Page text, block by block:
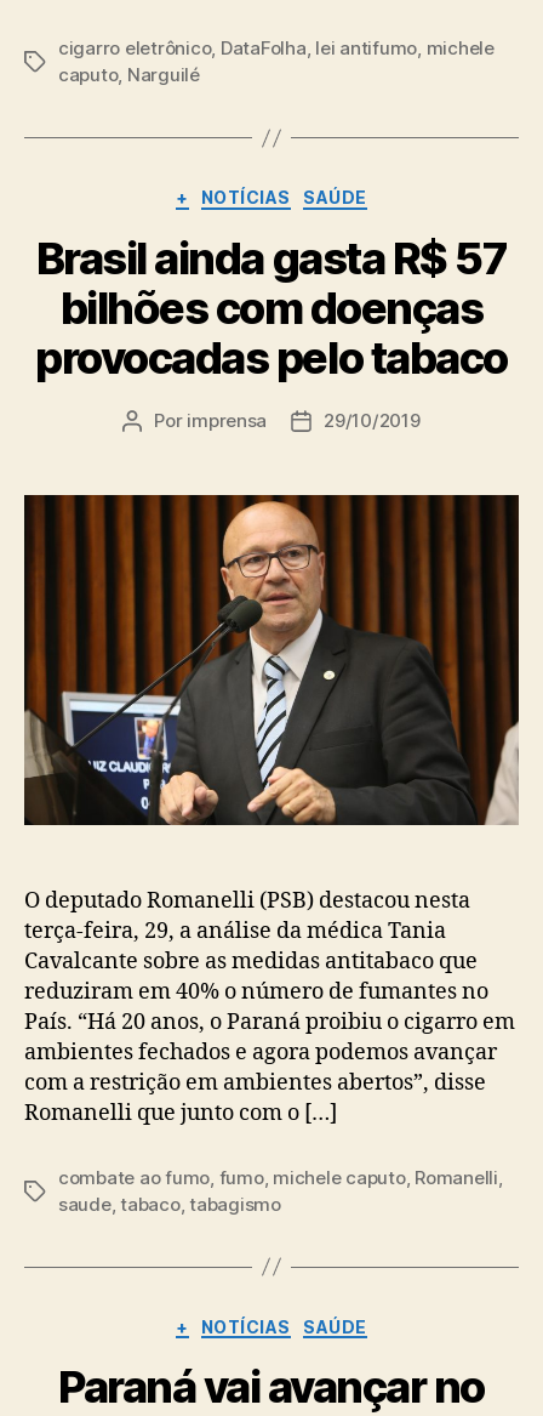
Tags
cigarro eletrônico, DataFolha, lei antifumo, michele
caputo, Narguilé
Categorias
+ NOTÍCIAS SAÚDE
Brasil ainda gasta R$ 57
bilhões com doenças
provocadas pelo tabaco
Autor
Por imprensa
Data29/10/2019
O deputado Romanelli (PSB) destacou nesta
terça-feira, 29, a análise da médica Tania
Cavalcante sobre as medidas antitabaco que
reduziram em 40% o número de fumantes no
País. “Há 20 anos, o Paraná proibiu o cigarro em
ambientes fechados e agora podemos avançar
com a restrição em ambientes abertos”, disse
Romanelli que junto com o […]
Tags
combate ao fumo, fumo, michele caputo, Romanelli,
saude,tabaco,tabagismo
Categorias
+ NOTÍCIAS SAÚDE
Paraná vai avançar no